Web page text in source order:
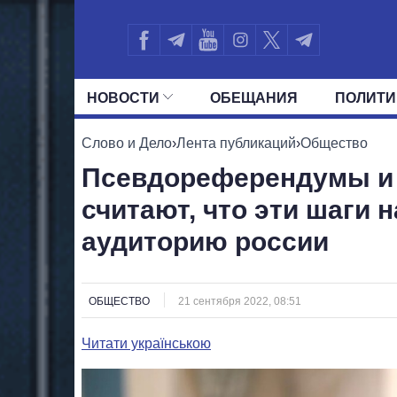
НОВОСТИ ОБЕЩАНИЯ
ВСЕ ПОЛИТИКИ ПРЕЗИДЕНТ И
Слово и Дело›Лента публикаций›Общество
Псевдореферендумы и
считают, что эти шаги
аудиторию россии
ОБЩЕСТВО 21 сентября 2022, 08:51
Читати українською